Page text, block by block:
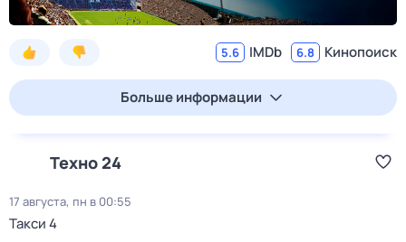
5.6 IMDb 6.8 Кинопоиск
Больше информации
Техно 24
17 августа, пн в 00:55
Такси 4